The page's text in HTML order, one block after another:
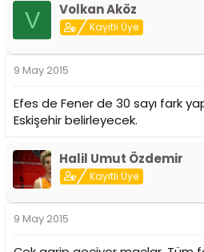
V Volkan Aköz
Kayıtlı Üye
9 May 2015
Efes de Fener de 30 sayı fark
Eskişehir belirleyecek.
Halil Umut Özdemir
Kayıtlı Üye
9 May 2015